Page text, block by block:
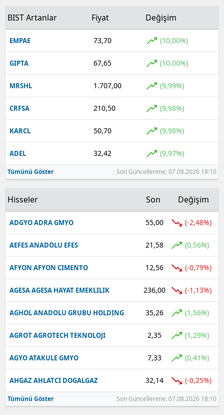
BIST Artanlar Fiyat Değişim
EMPAE 73,70 (10,00%)
GIPTA 67,65 (10,00%)
MRSHL 1.707,00 (9,99%)
CRFSA 210,50 (9,98%)
KARCL 50,70 (9,98%)
ADEL 32,42 (9,97%)
Tümünü Göster Son Güncellenme: 07.08.2026 18:10
Hisseler Son Değişim
ADGYO ADRA GMYO 55,00 (-2,48%)
AEFES ANADOLU EFES 21,58 (0,56%)
AFYON AFYON CIMENTO 12,56 (-0,79%)
AGESA AGESA HAYAT EMEKLILIK 236,00 (-1,13%)
AGHOL ANADOLU GRUBU HOLDING 35,26 (1,56%)
AGROT AGROTECH TEKNOLOJI 2,35 (1,29%)
AGYO ATAKULE GMYO 7,33 (0,41%)
AHGAZ AHLATCI DOGALGAZ 32,14 (-0,25%)
Tümünü Göster Son Güncellenme: 07.08.2026 18:10